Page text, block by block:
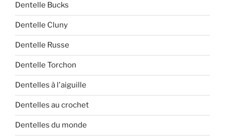
Dentelle Bucks
Dentelle Cluny
Dentelle Russe
Dentelle Torchon
Dentelles à l'aiguille
Dentelles au crochet
Dentelles du monde